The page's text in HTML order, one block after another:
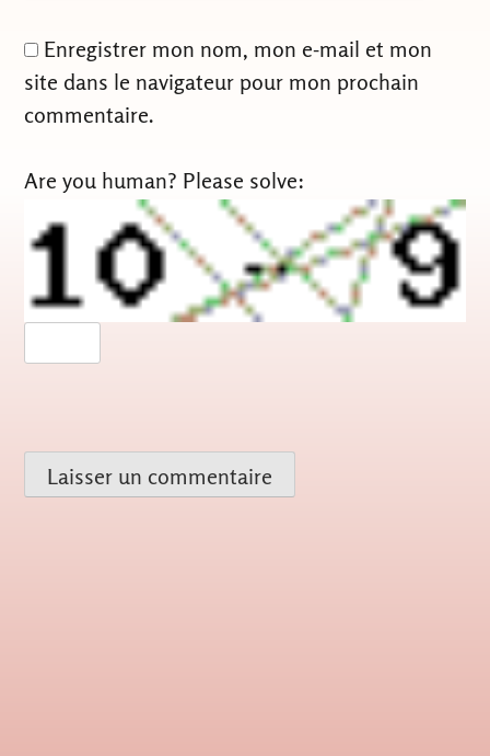
Enregistrer mon nom, mon e-mail et mon
site dans le navigateur pour mon prochain
commentaire.
Are you human? Please solve: